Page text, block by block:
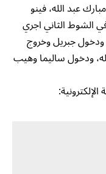
عبد الله، فينو
الشوط الثاني اجري
جبريل وخروج
ودخول ساليما وهيب